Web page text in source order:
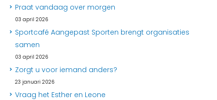
Praat vandaag over morgen
03 april 2026
Sportcafé Aangepast Sporten brengt organisaties
samen
03 april 2026
Zorgt u voor iemand anders?
23 januari 2026
Vraag het Esther en Leone